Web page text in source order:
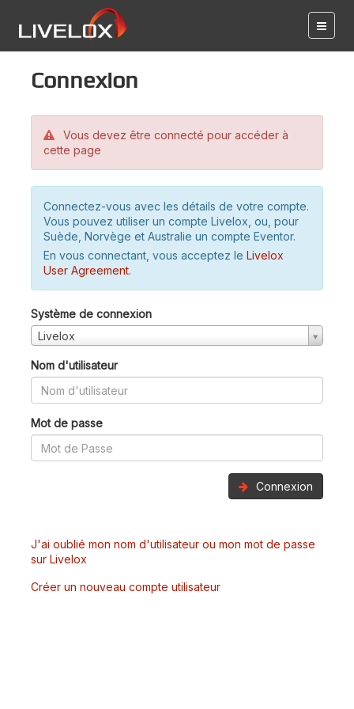
Connexion
Vous devez être connecté pour accéder à
cette page
Connectez-vous avec les détails de votre compte.
Vous pouvez utiliser un compte Livelox, ou, pour
Suède, Norvège et Australie un compte Eventor.
En vous connectant, vous acceptez le Livelox
User Agreement.
Système de connexion
Livelox
Nom d'utilisateur
Mot de passe
Connexion
J'ai oublié mon nom d'utilisateur ou mon mot de passe
sur Livelox
Créer un nouveau compte utilisateur